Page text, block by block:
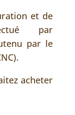
et de
par
par le
acheter